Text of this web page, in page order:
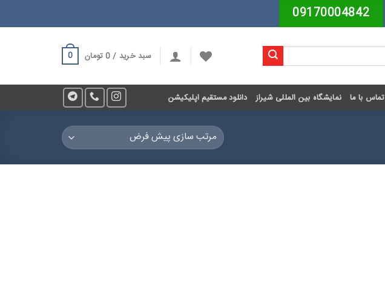
09170004842
سبد خرید /0 تومان 0
تماس با ما نمایشگاه بین المللی شیراز دانلود مستقیم اپلیکیشن